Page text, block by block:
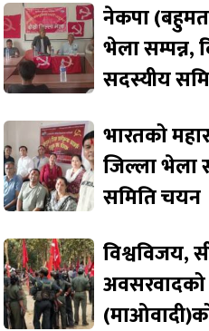
नेकपा (बहुमत)
भेला सम्पन्न,
सदस्यीय
भारतको
जिल्ला भेला
समिति चयन
विश्वविजय,